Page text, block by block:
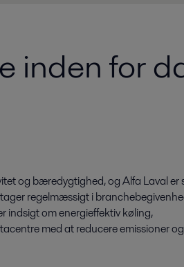
inden for
og bæredygtighed, og Alfa Laval er
regelmæssigt i
indsigt om energieffektiv køling,
med at reducere emissioner